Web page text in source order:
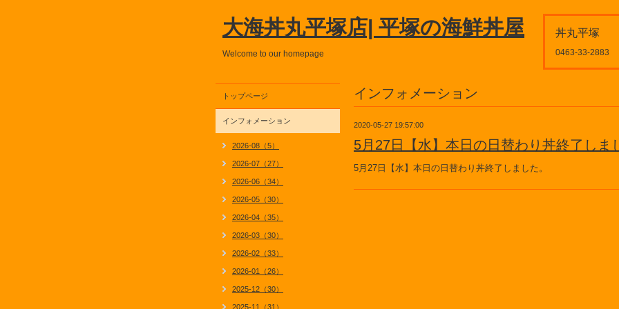
丼丸平塚
0463-33-2883
大海丼丸平塚店| 平塚の海鮮丼屋
Welcome to our homepage
インフォメーション
2020-05-27 19:57:00
5月27日【水】本日の日替わり丼終了しま
5月27日【水】本日の日替わり丼終了しました。
トップページ
インフォメーション
2026-08（5）
2026-07（27）
2026-06（34）
2026-05（30）
2026-04（35）
2026-03（30）
2026-02（33）
2026-01（26）
2025-12（30）
2025-11（31）